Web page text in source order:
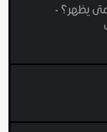
يظهر؟ -